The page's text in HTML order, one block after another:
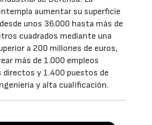
aumentar su superficie
unos 36.000 hasta más de
cuadrados mediante una
a 200 millones de euros,
más de 1.000 empleos
directos y 1.400 puestos de
y alta cualificación.